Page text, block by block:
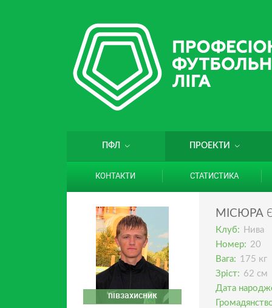
ПФЛ ПРОЕКТИ
КОНТАКТИ СТАТИСТИКА
півзахисник
МІСЮРА
Клуб:
Нива
Номер: 20
Вага: 175 кг
Зріст: 62 см
Дата